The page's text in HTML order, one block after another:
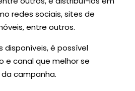
redes sociais, sites de
entre outros.
é possível
e canal que melhor se
campanha.